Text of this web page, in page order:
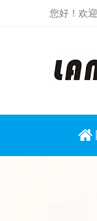
您好！欢